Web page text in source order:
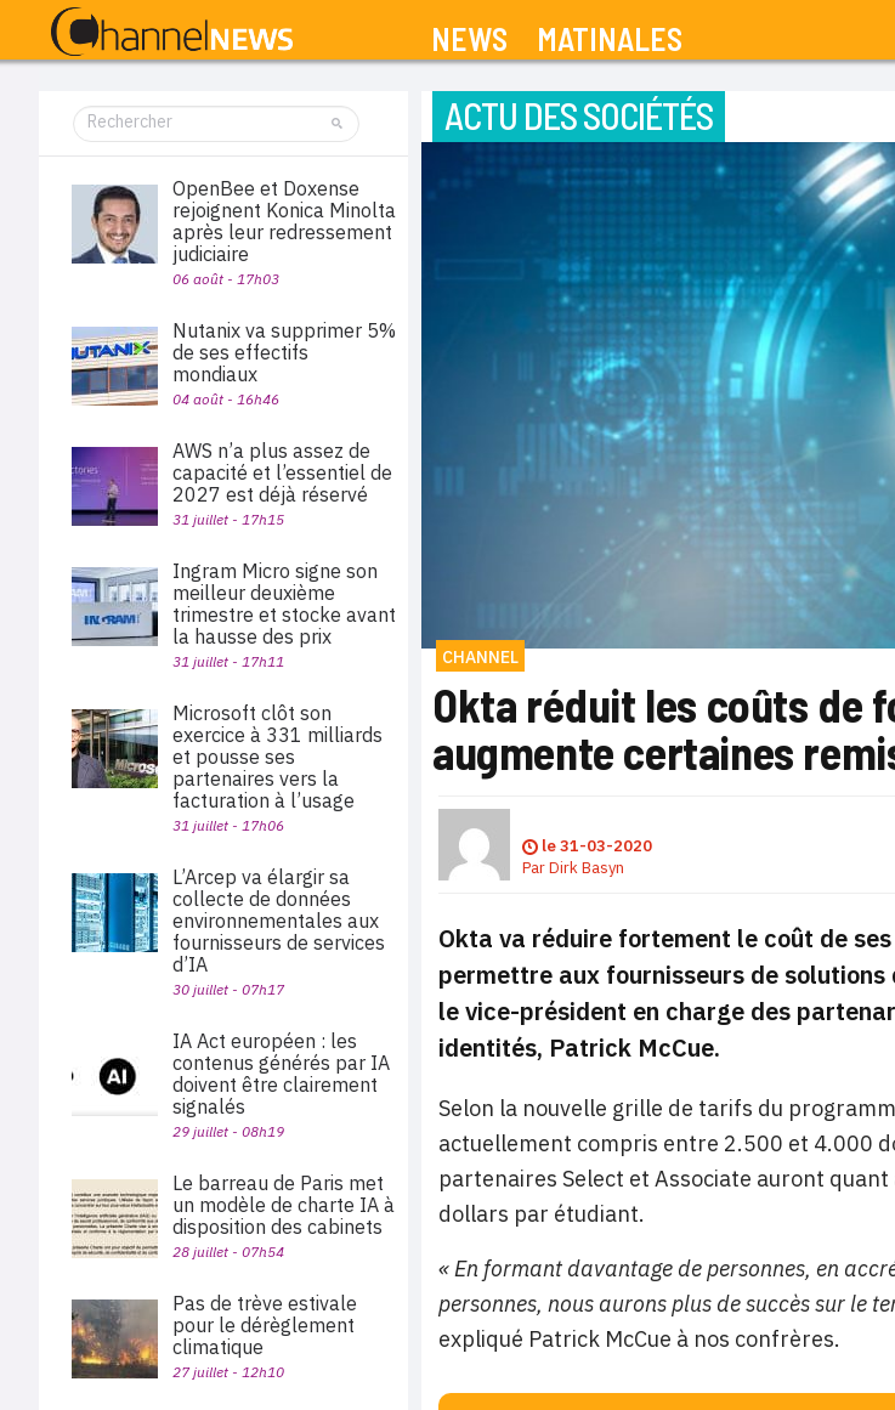
NEWS MATINALES
ACTU DES SOCIÉTÉS
CHANNEL
Okta réduit les coûts de
augmente certaines
le31-03-2020
ParDirk Basyn
Okta va réduire fortement le coût de
permettre aux fournisseurs de solutions
le vice-président en charge des
identités, Patrick McCue.
Selon la nouvelle grille de tarifs du
actuellement compris entre 2.500 et 4.000
partenaires Select et Associate auront quant
dollars par étudiant.
« En formant davantage de personnes, en
personnes, nous aurons plus de succès sur le
expliqué Patrick McCue à nos confrères.
OpenBee et Doxense
rejoignent Konica Minolta
après leur redressement
judiciaire
06 août - 17h03
Nutanix va supprimer 5%
de ses effectifs
mondiaux
04 août - 16h46
AWS n’a plus assez de
capacité et l’essentiel de
2027 est déjà réservé
31 juillet - 17h15
Ingram Micro signe son
meilleur deuxième
trimestre et stocke avant
la hausse des prix
31 juillet - 17h11
Microsoft clôt son
exercice à 331 milliards
et pousse ses
partenaires vers la
facturation à l’usage
31 juillet - 17h06
L’Arcep va élargir sa
collecte de données
environnementales aux
fournisseurs de services
d’IA
30 juillet - 07h17
IA Act européen : les
contenus générés par IA
doivent être clairement
signalés
29 juillet - 08h19
Le barreau de Paris met
un modèle de charte IA à
disposition des cabinets
28 juillet - 07h54
Pas de trève estivale
pour le dérèglement
climatique
27 juillet - 12h10